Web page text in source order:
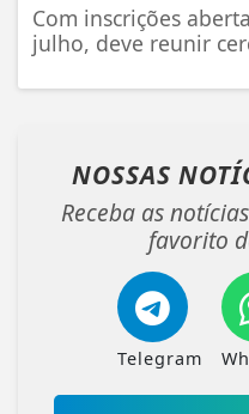
Com inscrições
julho, deve reunir
NOSSAS
Receba as
favorito
Telegram